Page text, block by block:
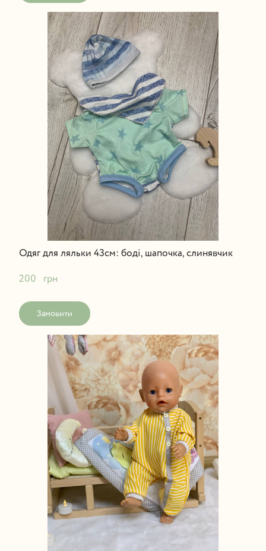
Одяг для ляльки 43см: боді, шапочка, слинявчик
200   грн
Замовити